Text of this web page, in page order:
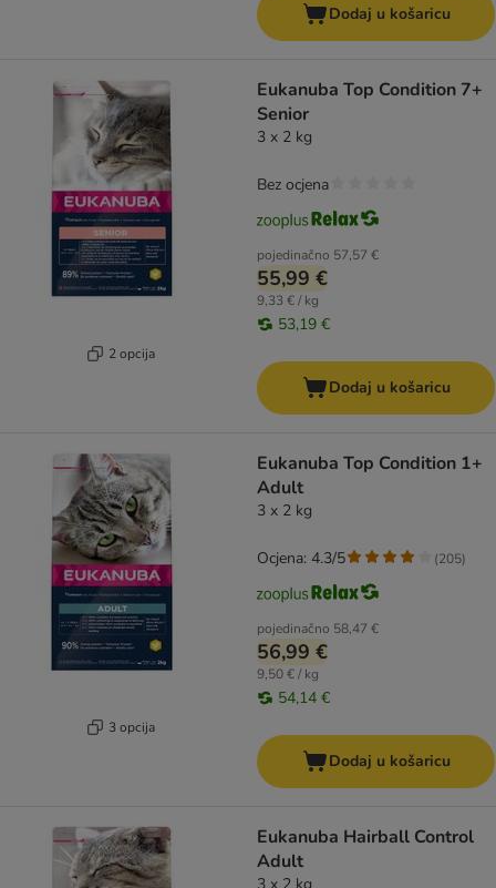
Dodaj u košaricu
2 opcija
Eukanuba Top Condition 7+
Senior
3 x 2 kg
pojedinačno 57,57 €
55,99 €
9,33 € / kg
53,19 €
Bez ocjena
Dodaj u košaricu
3 opcija
Eukanuba Top Condition 1+
Adult
3 x 2 kg
pojedinačno 58,47 €
56,99 €
9,50 € / kg
54,14 €
Ocjena: 4.3/5 (205)
Dodaj u košaricu
Eukanuba Hairball Control
Adult